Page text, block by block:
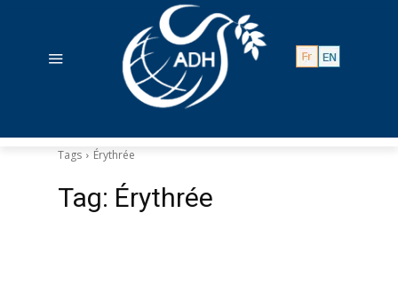
Tags Érythrée
Tag: Érythrée